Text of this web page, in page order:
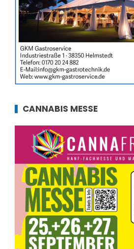
CANNABIS MESSE